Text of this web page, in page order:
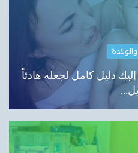
دليل كامل لجعله هادئاً